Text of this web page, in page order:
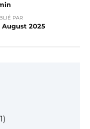
PAR
August 2025